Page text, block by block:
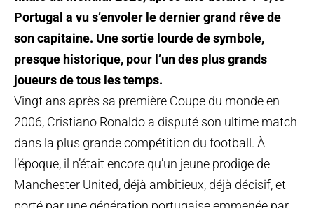
Portugal a vu s’envoler le dernier grand rêve de
son capitaine. Une sortie lourde de symbole,
presque historique, pour l’un des plus grands
joueurs de tous les temps.
Vingt ans après sa première Coupe du monde en
2006, Cristiano Ronaldo a disputé son ultime match
dans la plus grande compétition du football. À
l’époque, il n’était encore qu’un jeune prodige de
Manchester United, déjà ambitieux, déjà décisif, et